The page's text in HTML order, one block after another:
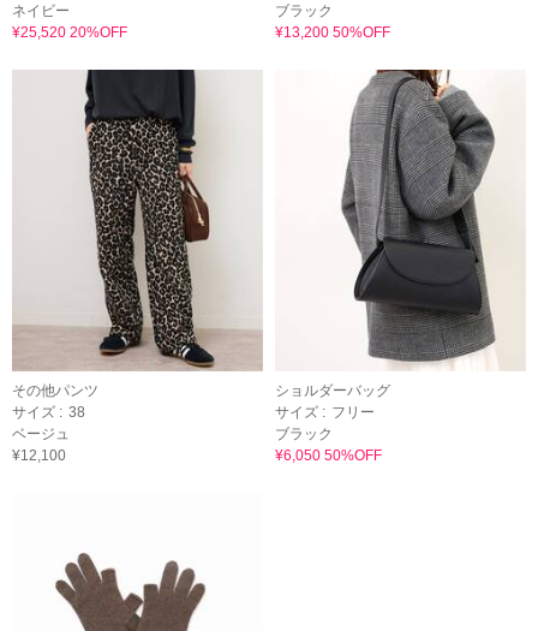
ネイビー
¥25,520 20%OFF
ブラック
¥13,200 50%OFF
その他パンツ
サイズ : 38
ベージュ
¥12,100
ショルダーバッグ
サイズ : フリー
ブラック
¥6,050 50%OFF